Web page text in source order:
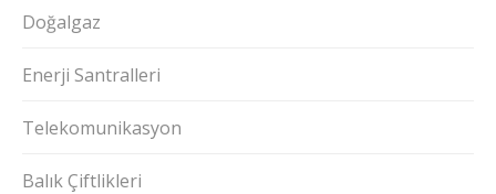
Doğalgaz
Enerji Santralleri
Telekomunikasyon
Balık Çiftlikleri